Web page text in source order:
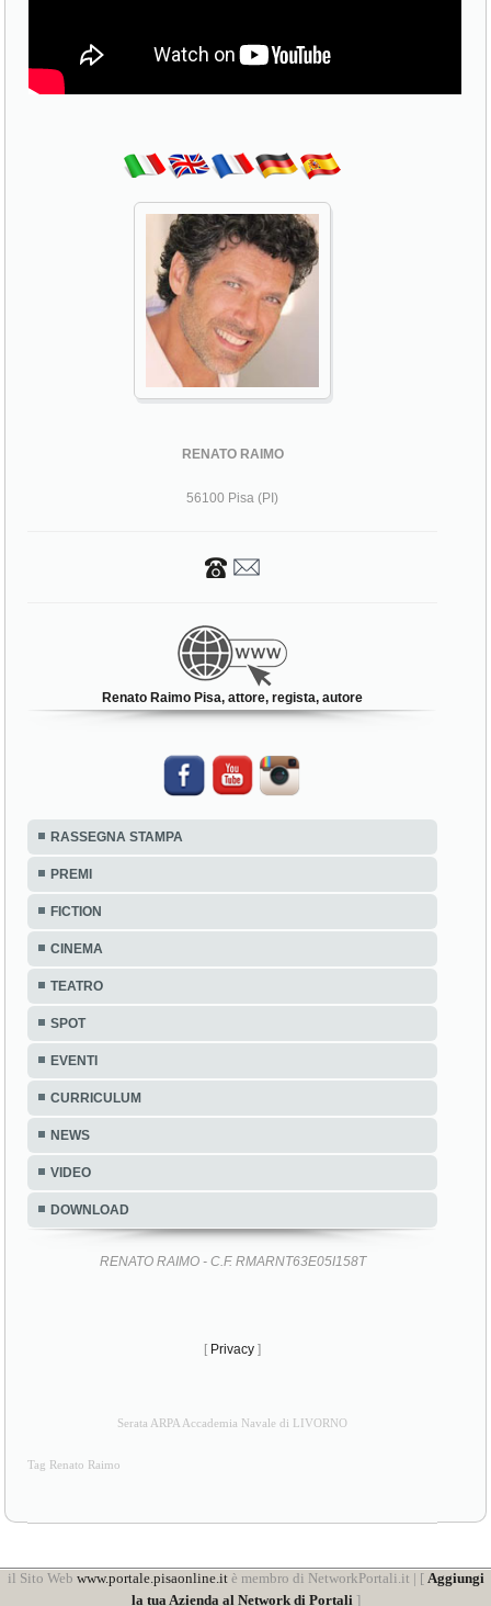
RENATO RAIMO
56100 Pisa (PI)
Renato Raimo Pisa, attore, regista, autore
RASSEGNA STAMPA
PREMI
FICTION
CINEMA
TEATRO
SPOT
EVENTI
CURRICULUM
NEWS
VIDEO
DOWNLOAD
RENATO RAIMO - C.F. RMARNT63E05I158T
[ Privacy ]
Serata ARPA Accademia Navale di LIVORNO
Tag Renato Raimo
il Sito Web www.portale.pisaonline.itè membro di NetworkPortali.it | [ Aggiungi
la tua Azienda al Network di Portali ]